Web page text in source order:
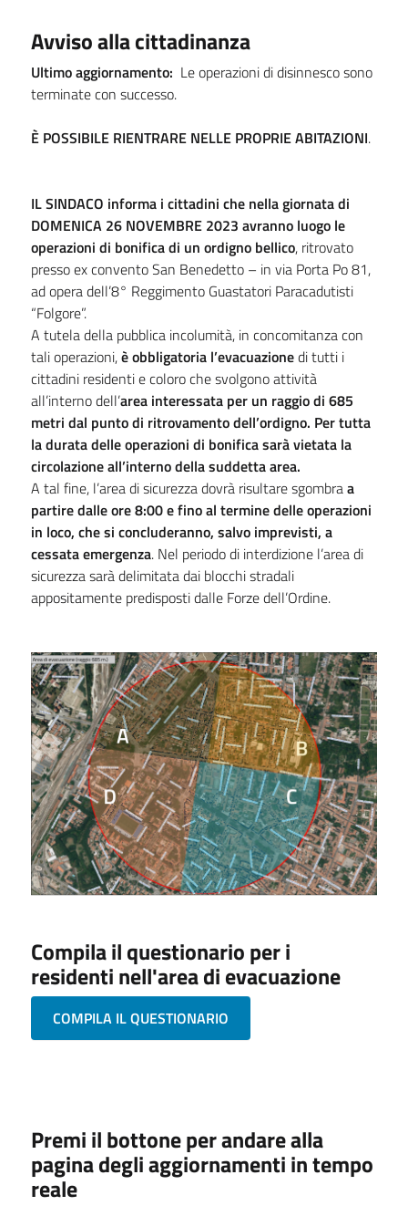
Avviso alla cittadinanza
Ultimo aggiornamento: Le operazioni di disinnesco sono
terminate con successo.
È POSSIBILE RIENTRARE NELLE PROPRIE ABITAZIONI.
IL SINDACO informa i cittadini che nella giornata di
DOMENICA 26 NOVEMBRE 2023 avranno luogo le
operazioni di bonifica di un ordigno bellico, ritrovato
presso ex convento San Benedetto – in via Porta Po 81,
ad opera dell’8° Reggimento Guastatori Paracadutisti
“Folgore”.
A tutela della pubblica incolumità, in concomitanza con
tali operazioni,è obbligatoria l’evacuazionedi tutti i
cittadini residenti e coloro che svolgono attività
all’interno dell’area interessata per un raggio di 685
metri dal punto di ritrovamento dell’ordigno. Per tutta
la durata delle operazioni di bonifica sarà vietata la
circolazione all’interno della suddetta area.
A tal fine, l’area di sicurezza dovrà risultare sgombraa
partire dalle ore 8:00 e fino al termine delle operazioni
in loco, che si concluderanno, salvo imprevisti, a
cessata emergenza. Nel periodo di interdizione l’area di
sicurezza sarà delimitata dai blocchi stradali
appositamente predisposti dalle Forze dell’Ordine.
Compila il questionario per i
residenti nell'area di evacuazione
COMPILA IL QUESTIONARIO
Premi il bottone per andare alla
pagina degli aggiornamenti in tempo
reale